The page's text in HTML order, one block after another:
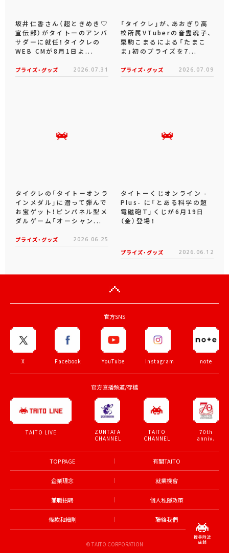
坂井仁香さん（超ときめき♡
宣伝部）がタイトーのアンバ
サダーに就任！タイクレの
WEB CMが8月1日よ...
プライズ・グッズ 2026.07.31
「タイクレ」が、あおぎり高
校所属VTuberの音霊魂子、
栗駒こまるによる「たまこ
ま」初のプライズを7...
プライズ・グッズ 2026.07.09
タイクレの「タイトーオンラ
インメダル」に潜って弾んで
お宝ゲット！ピンパネル型メ
ダルゲーム「オーシャン...
プライズ・グッズ 2026.06.25
タイトーくじオンライン -
Plus- に「とある科学の超
電磁砲T」くじが6月19日
（金）登場！
プライズ・グッズ 2026.06.12
官方SNS
X Facebook YouTube Instagram note
官方直播頻道/存檔
TAITO LIVE
ZUNTATA
CHANNEL
TAITO
CHANNEL
70th
anniv.
TOP PAGE 有關TAITO
企業理念 就業機會
兼職招聘 個人私隱政策
條款和細則 聯絡我們
© TAITO CORPORATION